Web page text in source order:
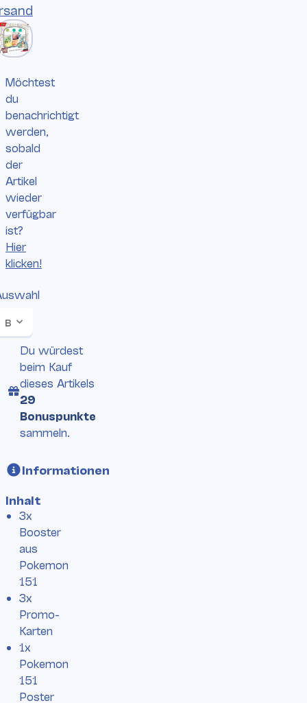
Inhalt
3x
Booster
aus
Pokemon
151
3x
Promo-
Karten
1x
Pokemon
151
Poster
Möchtest
du
benachrichtigt
werden,
sobald
der
Artikel
wieder
verfügbar
ist?
Hier
klicken!
Informationen
Bitte wählen Sie eine Variation.
Du würdest
beim Kauf
dieses Artikels
29
Bonuspunkte
sammeln.